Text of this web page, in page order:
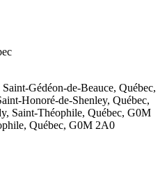
Gédéon-de-Beauce, Québec,
Honoré-de-Shenley, Québec,
Saint-Théophile, Québec, G0M
Québec, G0M 2A0